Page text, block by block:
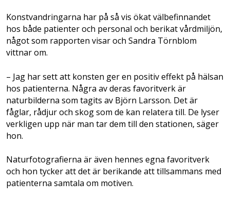
Konstvandringarna har på så vis ökat välbefinnandet
hos både patienter och personal och berikat vårdmiljön,
något som rapporten visar och Sandra Törnblom
vittnar om.
– Jag har sett att konsten ger en positiv effekt på hälsan
hos patienterna. Några av deras favoritverk är
naturbilderna som tagits av Björn Larsson. Det är
fåglar, rådjur och skog som de kan relatera till. De lyser
verkligen upp när man tar dem till den stationen, säger
hon.
Naturfotografierna är även hennes egna favoritverk
och hon tycker att det är berikande att tillsammans med
patienterna samtala om motiven.